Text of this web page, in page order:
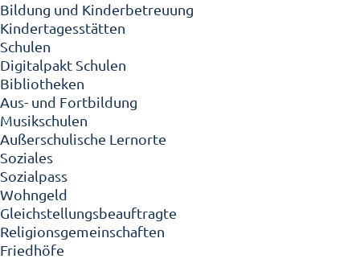
Bildung und Kinderbetreuung
Kindertagesstätten
Schulen
Digitalpakt Schulen
Bibliotheken
Aus- und Fortbildung
Musikschulen
Außerschulische Lernorte
Soziales
Sozialpass
Wohngeld
Gleichstellungsbeauftragte
Religionsgemeinschaften
Friedhöfe